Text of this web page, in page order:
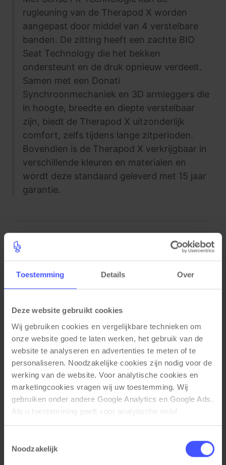
Toestemming Details Over
Deze website gebruikt cookies
Wij gebruiken cookies en vergelijkbare technieken om
onze website goed te laten werken, het gebruik van de
website te analyseren en advertenties te meten of te
personaliseren. Noodzakelijke cookies zijn nodig voor de
werking van de website. Voor analytische cookies en
marketingcookies vragen wij uw toestemming. Wij
gebruiken onder andere Google Analytics en Google Ads.
Als u toestemming geeft voor analytische en/of
marketingcookies, kunnen gegevens over uw gebruik
analyse, advertentiemeting, remarketing en
campagneoptimalisatie. Meer informatie vindt u in onze
Noodzakelijk
rugleuning van de Therapod X worden
aangepast door middel van 4 verstelbare
banden. De zitting heeft een zachte BIO
Seat Technology die het bekken
ondersteunt en de druk opnieuw verdeelt.
Samen met een Donati
Synchroonmechaniek en 3D armleggers die
in hoogte, breedte en diepte verstelbaar
zijn, biedt de Therapod X uitzonderlijk
comfort, zelfs tijdens lange zitperioden.
Bovendien is de Therapod X verkrijgbaar in
verschillende kleuren en materialen en
wordt deze standaard geleverd met 15 jaar
garantie.
Specificaties
Kleuren
Projectkleur
Materiaal eigenschappen
Luxe Italiaanse wol stoffering (100.000 martindale)
met detail stiknaden
Uit voorraad leverbaar in 4 kleuren Fenice (601,
602, 603, 651) en Gabriel Fame (zwart)
Aluminium gepolijst onderstel
Functionele eigenschappen